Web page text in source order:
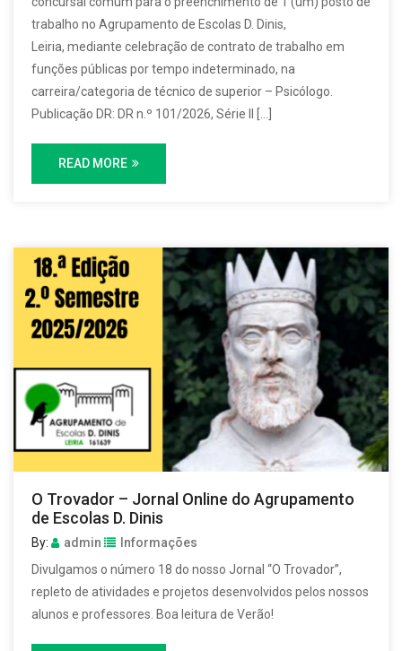
trabalho no Agrupamento de Escolas D. Dinis,
Leiria, mediante celebração de contrato de trabalho em
funções públicas por tempo indeterminado, na
carreira/categoria de técnico de superior – Psicólogo.
Publicação DR: DR n.º 101/2026, Série II […]
READ MORE
O Trovador – Jornal Online do Agrupamento
de Escolas D. Dinis
By: admin
Informações
Divulgamos o número 18 do nosso Jornal “O Trovador”,
repleto de atividades e projetos desenvolvidos pelos nossos
alunos e professores. Boa leitura de Verão!